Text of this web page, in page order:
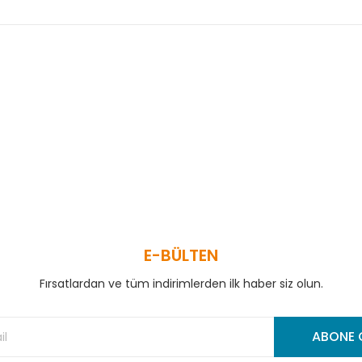
E-BÜLTEN
Fırsatlardan ve tüm indirimlerden ilk haber siz olun.
ABONE